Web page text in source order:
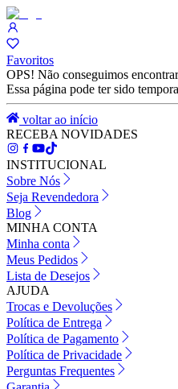
Favoritos
OPS! Não conseguimos
Essa página pode ter sido
voltar ao início
RECEBA NOVIDADES
INSTITUCIONAL
Sobre Nós
Seja Revendedora
Blog
MINHA CONTA
Minha conta
Meus Pedidos
Lista de Desejos
AJUDA
Trocas e Devoluções
Política de Entrega
Política de Pagamento
Política de Privacidade
Perguntas Frequentes